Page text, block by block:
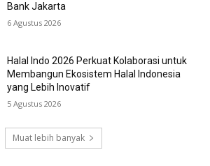
Bank Jakarta
6 Agustus 2026
Halal Indo 2026 Perkuat Kolaborasi untuk
Membangun Ekosistem Halal Indonesia
yang Lebih Inovatif
5 Agustus 2026
Muat lebih banyak